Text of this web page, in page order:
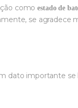
comoestado de
se agradece
dato importante se